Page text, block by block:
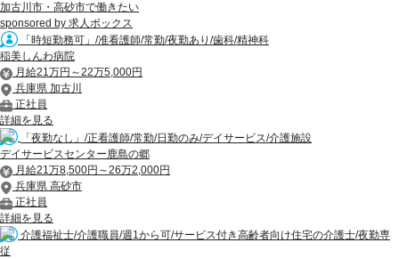
加古川市・高砂市で働きたい
sponsored by 求人ボックス
「時短勤務可」/准看護師/常勤/夜勤あり/歯科/精神科
稲美しんわ病院
月給21万円～22万5,000円
兵庫県 加古川
正社員
詳細を見る
「夜勤なし」/正看護師/常勤/日勤のみ/デイサービス/介護施設
デイサービスセンター鹿島の郷
月給21万8,500円～26万2,000円
兵庫県 高砂市
正社員
詳細を見る
介護福祉士/介護職員/週1から可/サービス付き高齢者向け住宅の介護士/夜勤専
従